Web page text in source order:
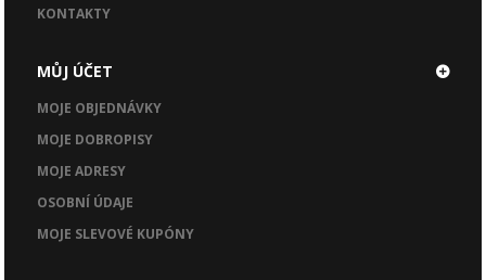
KONTAKTY
MŮJ ÚČET
MOJE OBJEDNÁVKY
MOJE DOBROPISY
MOJE ADRESY
OSOBNÍ ÚDAJE
MOJE SLEVOVÉ KUPÓNY